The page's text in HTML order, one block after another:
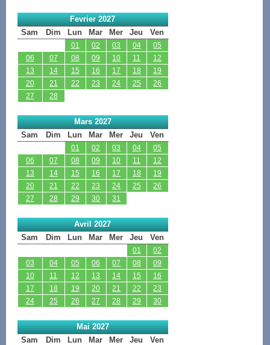
Fevrier 2027
Sam
Dim Lun Mar Mer Jeu Ven
01 02 03 04
05
06
07 08 09 10 11
12
13
14 15 16 17 18
19
20
21 22 23 24 25
26
27
28
Mars 2027
Sam
Dim Lun Mar Mer Jeu Ven
01 02 03 04
05
06
07 08 09 10 11
12
13
14 15 16 17 18
19
20
21 22 23 24 25
26
27
28 29 30 31
Avril 2027
Sam
Dim Lun Mar Mer Jeu Ven
01
02
03
04 05 06 07 08
09
10
11 12 13 14 15
16
17
18 19 20 21 22
23
24
25 26 27 28 29 30
Mai 2027
Sam
Dim Lun Mar Mer Jeu Ven